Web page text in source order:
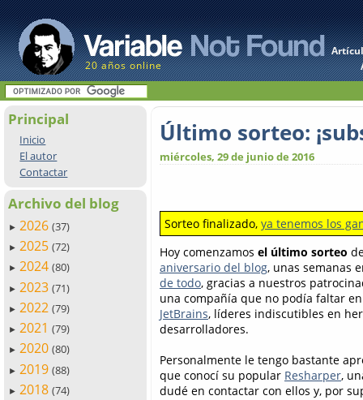
20 años online
Principal
Inicio
El autor
Contactar
Archivo del blog
► 2026 (37)
► 2025 (72)
► 2024 (80)
► 2023 (71)
► 2022 (79)
► 2021 (79)
► 2020 (80)
► 2019 (88)
► 2018 (74)
Último sorteo:
miércoles, 29 de junio de 2016
Sorteo finalizado, ya tenemos los
Hoy comenzamos el último sorteo
aniversario del blog, unas semanas
de todo, gracias a nuestros
una compañía que no podía faltar
JetBrains, líderes indiscutibles en
desarrolladores.
Personalmente le tengo bastante
que conocí su popular Resharper,
dudé en contactar con ellos y, por